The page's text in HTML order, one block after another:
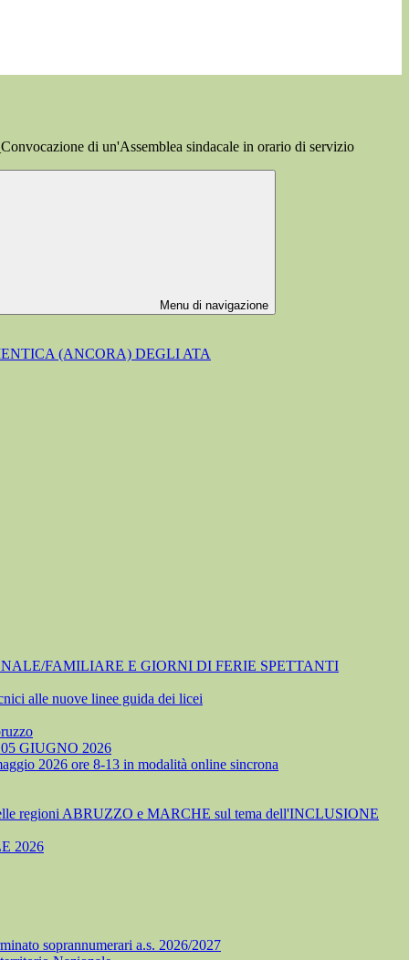
di un'Assemblea sindacale in orario di servizio
Menu di navigazione
(ANCORA) DEGLI ATA
FAMILIARE E GIORNI DI FERIE SPETTANTI
alle nuove linee guida dei licei
GIUGNO 2026
2026 ore 8-13 in modalità online sincrona
regioni ABRUZZO e MARCHE sul tema dell'INCLUSIONE
2026
soprannumerari a.s. 2026/2027